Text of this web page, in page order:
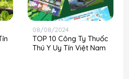
08/08/2024
TOP 10 Công Ty Thuốc
Thú Y Uy Tín Việt Nam